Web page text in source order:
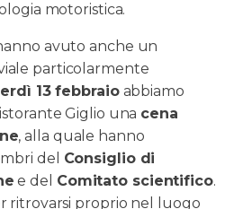
motoristica.
avuto anche un
particolarmente
13 febbraioabbiamo
Giglio una cena
, alla quale hanno
del Consiglio di
e del Comitato scientifico.
ritrovarsi proprio nel luogo